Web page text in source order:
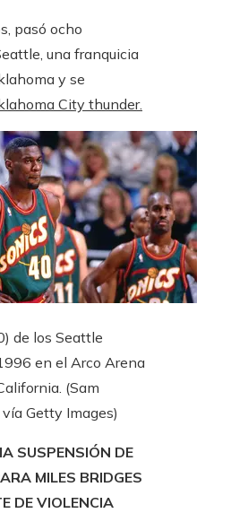
pasó ocho
una franquicia
y se
City thunder.
de los Seattle
en el Arco Arena
(Sam
Getty Images)
SUSPENSIÓN DE
MILES BRIDGES
DE VIOLENCIA